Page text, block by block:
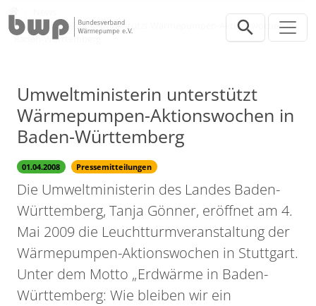
Umweltministerin unterstützt Wärmepumpen-Aktionswochen in
Baden-Württemberg
Umweltministerin unterstützt
Wärmepumpen-Aktionswochen in
Baden-Württemberg
01.04.2008 Pressemitteilungen
Die Umweltministerin des Landes Baden-
Württemberg, Tanja Gönner, eröffnet am 4.
Mai 2009 die Leuchtturmveranstaltung der
Wärmepumpen-Aktionswochen in Stuttgart.
Unter dem Motto „Erdwärme in Baden-
Württemberg: Wie bleiben wir ein